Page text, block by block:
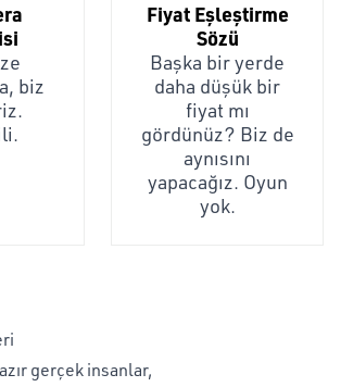
biz
Fiyat Eşleştirme
Sözü
Başka bir yerde
daha düşük bir
fiyat mı
gördünüz? Biz de
aynısını
yapacağız. Oyun
yok.
gerçek insanlar,